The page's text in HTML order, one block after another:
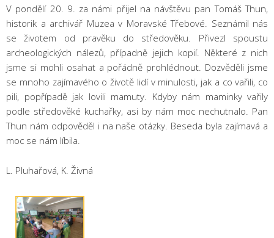
V pondělí 20. 9. za námi přijel na návštěvu pan Tomáš Thun,
historik a archivář Muzea v Moravské Třebové. Seznámil nás
se životem od pravěku do středověku. Přivezl spoustu
archeologických nálezů, případně jejich kopií. Některé z nich
jsme si mohli osahat a pořádně prohlédnout. Dozvěděli jsme
se mnoho zajímavého o životě lidí v minulosti, jak a co vařili, co
pili, popřípadě jak lovili mamuty. Kdyby nám maminky vařily
podle středověké kuchařky, asi by nám moc nechutnalo. Pan
Thun nám odpověděl i na naše otázky. Beseda byla zajímavá a
moc se nám líbila.
L. Pluhařová, K. Živná